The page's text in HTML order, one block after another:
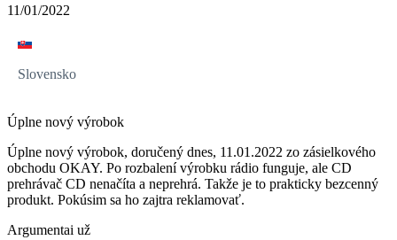
11/01/2022
Slovensko
Úplne nový výrobok
Úplne nový výrobok, doručený dnes, 11.01.2022 zo zásielkového
obchodu OKAY. Po rozbalení výrobku rádio funguje, ale CD
prehrávač CD nenačíta a neprehrá. Takže je to prakticky bezcenný
produkt. Pokúsim sa ho zajtra reklamovať.
Argumentai už